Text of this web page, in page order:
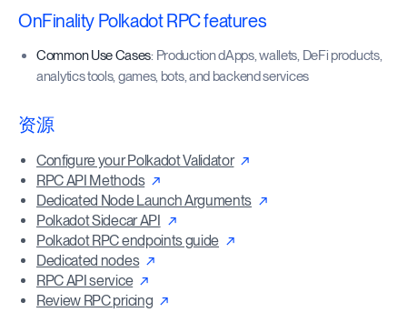
OnFinality Polkadot RPC features
Common Use Cases: Production dApps, wallets, DeFi products,
analytics tools, games, bots, and backend services
资源
Configure your Polkadot Validator
RPC API Methods
Dedicated Node Launch Arguments
Polkadot Sidecar API
Polkadot RPC endpoints guide
Dedicated nodes
RPC API service
Review RPC pricing